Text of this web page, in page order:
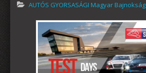
AUTÓS GYORSASÁGI Magyar Bajnokság